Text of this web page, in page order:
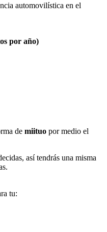
automovilística en el
por año)
de miituo por medio el
así tendrás una misma
tu: